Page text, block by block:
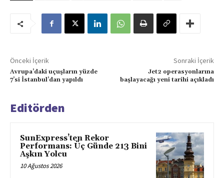
Önceki İçerik
Avrupa’daki uçuşların yüzde
7’si İstanbul’dan yapıldı
Sonraki İçerik
Jet2 operasyonlarına
başlayacağı yeni tarihi açıkladı
Editörden
SunExpress’ten Rekor
Performans: Üç Günde 213 Bini
Aşkın Yolcu
10 Ağustos 2026